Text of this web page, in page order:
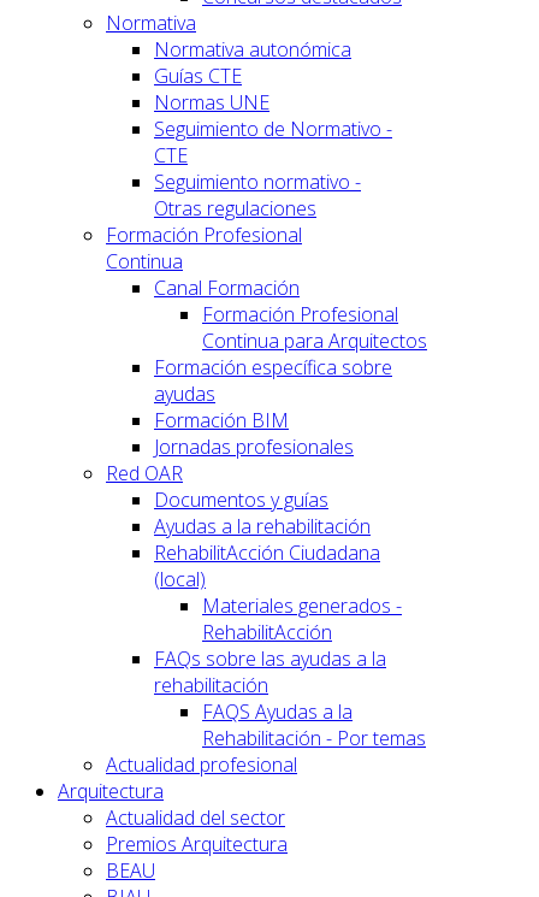
Normativa
Normativa autonómica
Guías CTE
Normas UNE
Seguimiento de Normativo -
CTE
Seguimiento normativo -
Otras regulaciones
Formación Profesional
Continua
Canal Formación
Formación Profesional
Continua para Arquitectos
Formación específica sobre
ayudas
Formación BIM
Jornadas profesionales
Red OAR
Documentos y guías
Ayudas a la rehabilitación
RehabilitAcción Ciudadana
(local)
Materiales generados -
RehabilitAcción
FAQs sobre las ayudas a la
rehabilitación
FAQS Ayudas a la
Rehabilitación - Por temas
Actualidad profesional
Arquitectura
Actualidad del sector
Premios Arquitectura
BEAU